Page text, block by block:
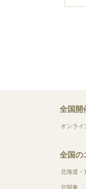
全国開
オンライ
全国の
北海道・